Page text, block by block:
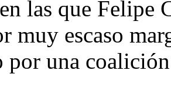
las que Felipe
muy escaso
por una